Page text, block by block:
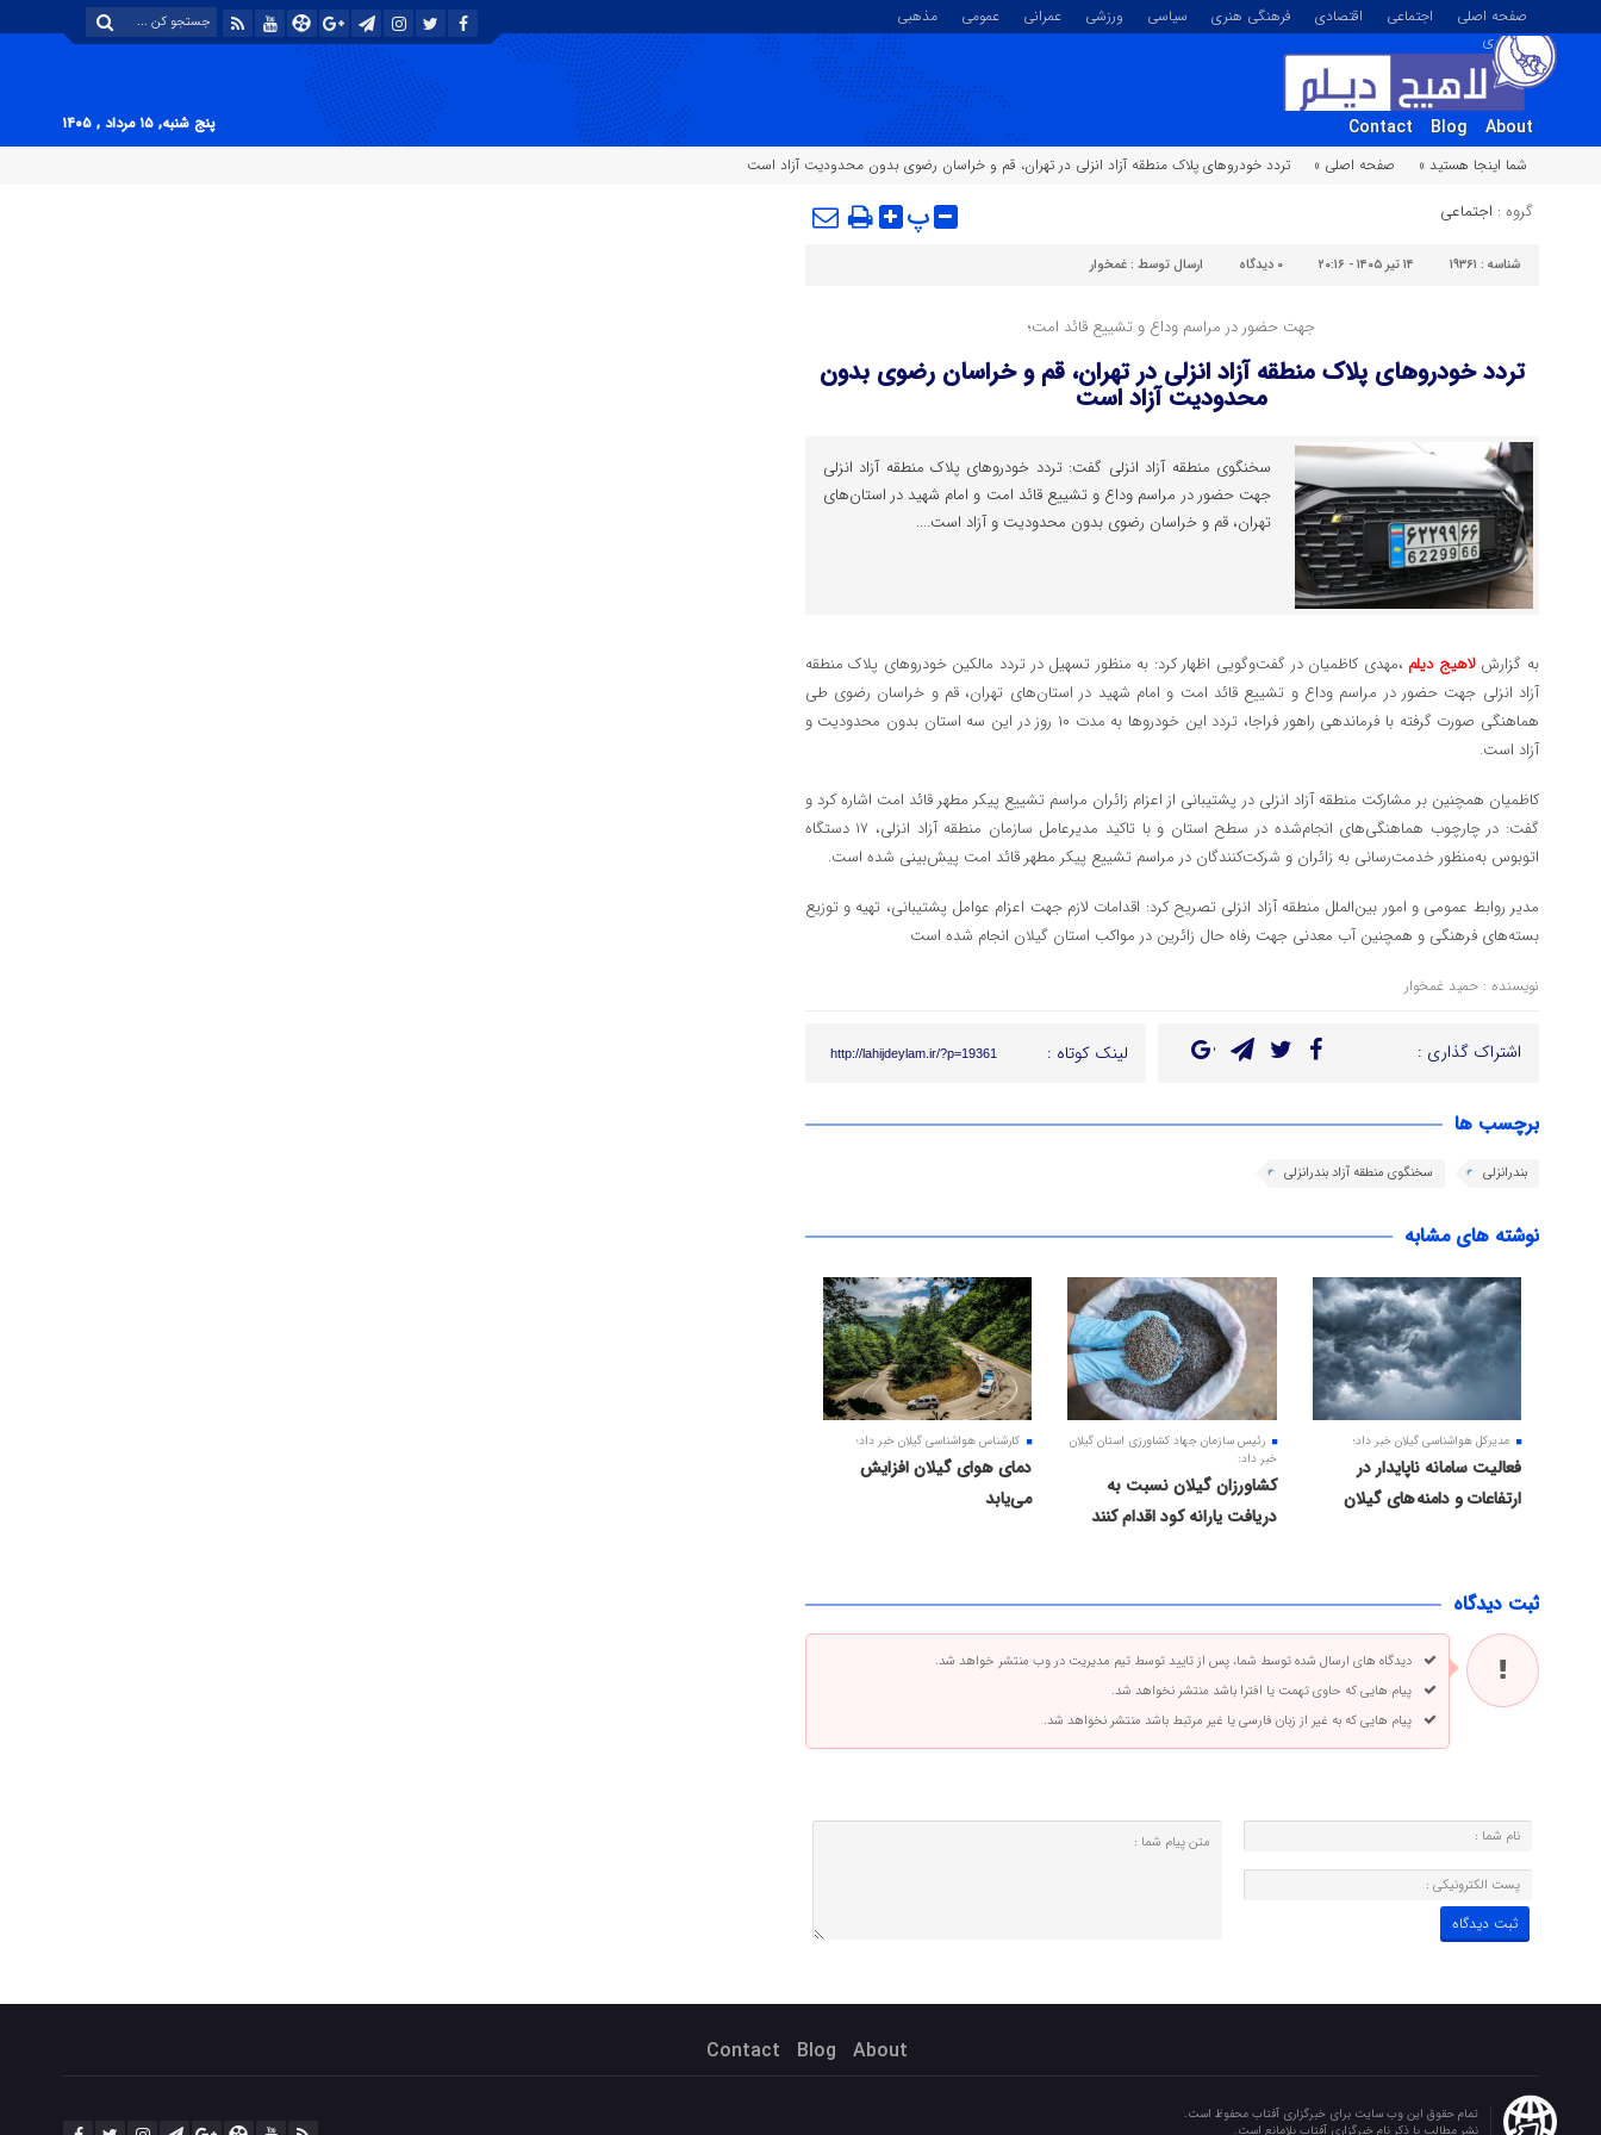
صفحه اصلی اجتماعی اقتصادی فرهنگی هنری سیاسی ورزشی عمرانی عمومی
مذهبی
تصویری
About
Blog
Contact
پنج شنبه, ۱۵ مرداد , ۱۴۰۵
شما اینجا هستید »
صفحه اصلی » تردد خودروهای پلاک منطقه آزاد انزلی در تهران، قم و خراسان رضوی بدون محدودیت آزاد است
گروه : اجتماعی پ
شناسه : ۱۹۳۶۱ ۱۴ تیر ۱۴۰۵ - ۲۰:۱۶ ۰ دیدگاه ارسال توسط : غمخوار
جهت حضور در مراسم وداع و تشییع قائد امت؛
تردد خودروهای پلاک منطقه آزاد انزلی در تهران، قم و خراسان رضوی بدون
محدودیت آزاد است
سخنگوی منطقه آزاد انزلی گفت: تردد خودروهای پلاک منطقه آزاد انزلی
جهت حضور در مراسم وداع و تشییع قائد امت و امام شهید در استان‌های
تهران، قم و خراسان رضوی بدون محدودیت و آزاد است....
به گزارشلاهیج دیلم ،مهدی کاظمیان در گفت‌وگویی اظهار کرد: به منظور تسهیل در تردد مالکین خودروهای پلاک منطقه
آزاد انزلی جهت حضور در مراسم وداع و تشییع قائد امت و امام شهید در استان‌های تهران، قم و خراسان رضوی طی
هماهنگی صورت گرفته با فرماندهی راهور فراجا، تردد این خودروها به مدت ۱۰ روز در این سه استان بدون محدودیت و
آزاد است.
کاظمیان همچنین بر مشارکت منطقه آزاد انزلی در پشتیبانی از اعزام زائران مراسم تشییع پیکر مطهر قائد امت اشاره کرد و
گفت: در چارچوب هماهنگی‌های انجام‌شده در سطح استان و با تاکید مدیرعامل سازمان منطقه آزاد انزلی، ۱۷ دستگاه
اتوبوس به‌منظور خدمت‌رسانی به زائران و شرکت‌کنندگان در مراسم تشییع پیکر مطهر قائد امت پیش‌بینی شده است.
مدیر روابط عمومی و امور بین‌الملل منطقه آزاد انزلی تصریح کرد: اقدامات لازم جهت اعزام عوامل پشتیبانی، تهیه و توزیع
بسته‌های فرهنگی و همچنین آب معدنی جهت رفاه حال زائرین در مواکب استان گیلان انجام شده است
نویسنده : حمید غمخوار
اشتراک گذاری : لینک کوتاه : http://lahijdeylam.ir/?p=19361
برچسب ها
بندرانزلی سخنگوی منطقه آزاد بندرانزلی
نوشته های مشابه
مدیرکل هواشناسی گیلان خبر داد؛
فعالیت سامانه ناپایدار در
ارتفاعات و دامنه های گیلان
رئیس سازمان جهاد کشاورزی استان گیلان
خبر داد:
کشاورزان گیلان نسبت به
دریافت یارانه کود اقدام کنند
کارشناس هواشناسی گیلان خبر داد؛
دمای هوای گیلان افزایش
می‌یابد
ثبت دیدگاه
دیدگاه های ارسال شده توسط شما، پس از تایید توسط تیم مدیریت در وب منتشر خواهد شد.
پیام هایی که حاوی تهمت یا افترا باشد منتشر نخواهد شد.
پیام هایی که به غیر از زبان فارسی یا غیر مرتبط باشد منتشر نخواهد شد.
About
Blog
Contact
تمام حقوق این وب سایت برای خبرگزاری آفتاب محفوظ است.
نشر مطالب با ذکر نام خبرگزاری آفتاب بلامانع است.